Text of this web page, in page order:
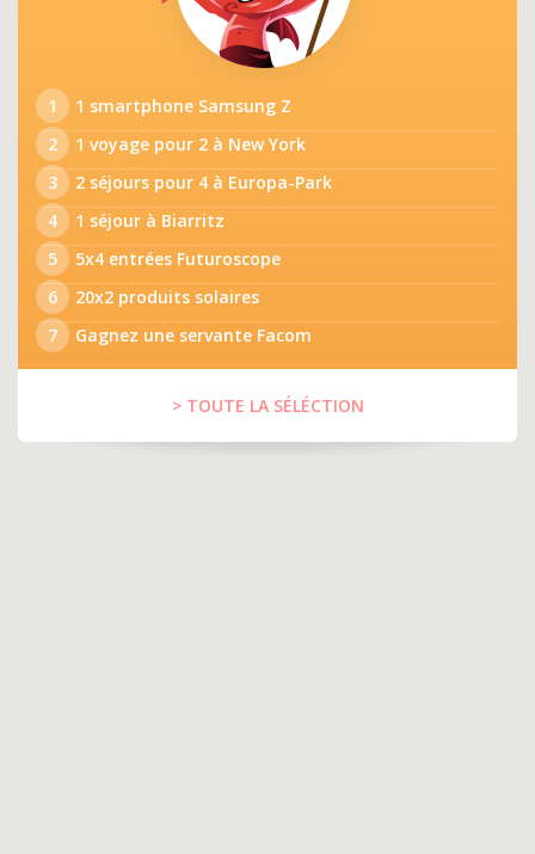
1
1 smartphone Samsung Z
2
1 voyage pour 2 à New York
3
2 séjours pour 4 à Europa-Park
4
1 séjour à Biarritz
5
5x4 entrées Futuroscope
6
20x2 produits solaires
7
Gagnez une servante Facom
> TOUTE LA SÉLÉCTION